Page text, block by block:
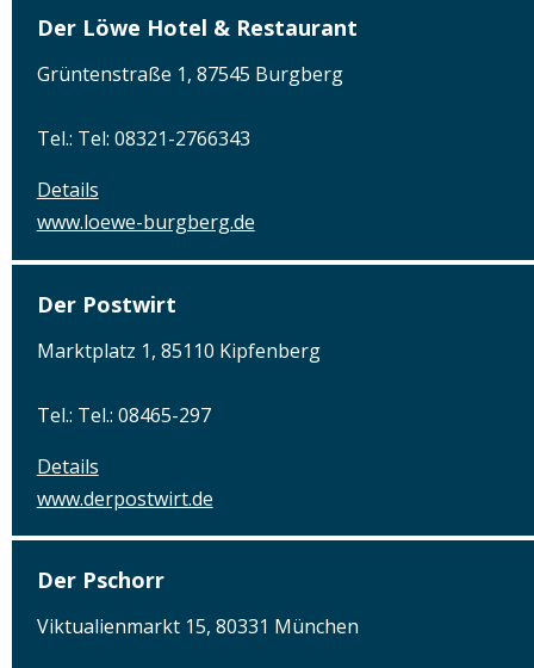
Der Löwe Hotel & Restaurant
Grüntenstraße 1, 87545 Burgberg
Tel.: Tel: 08321-2766343
Details
www.loewe-burgberg.de
Der Postwirt
Marktplatz 1, 85110 Kipfenberg
Tel.: Tel.: 08465-297
Details
www.derpostwirt.de
Der Pschorr
Viktualienmarkt 15, 80331 München